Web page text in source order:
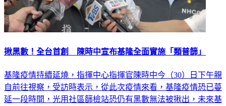
揪黑數！全台首創 陳時中宣布基隆全面實施「類普篩」
基隆疫情持續延燒，指揮中心指揮官陳時中今（30）日下午親
自前往視察，受訪時表示，從此次疫情來看，基隆疫情恐已蔓
延一段時間，光用社區篩檢站恐仍有黑數無法被揪出，未來基